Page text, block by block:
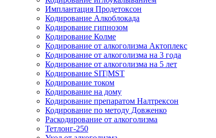
Имплантация Продетоксон
Кодирование Алкоблокада
Кодирование гипнозом
Кодирование Колме
Кодирование от алкоголизма Актоплекс
Кодирование от алкоголизма на 3 года
Кодирование от алкоголизма на 5 лет
Кодирование SIT|MST
Кодирование током
Кодирование на дому
Кодирование препаратом Налтрексон
Кодирование по методу Довженко
Раскодирование от алкоголизма
Тетлонг-250